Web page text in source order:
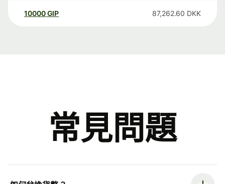
10000 GIP 87,262.60 DKK
常見問題